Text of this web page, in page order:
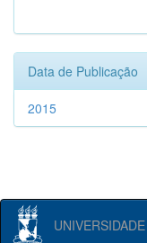
Data de Publicação
2015